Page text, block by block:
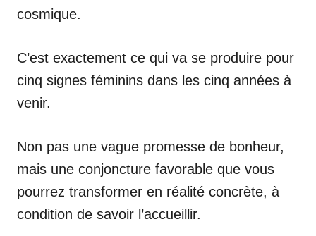
cosmique.
C’est exactement ce qui va se produire pour
cinq signes féminins dans les cinq années à
venir.
Non pas une vague promesse de bonheur,
mais une conjoncture favorable que vous
pourrez transformer en réalité concrète, à
condition de savoir l’accueillir.